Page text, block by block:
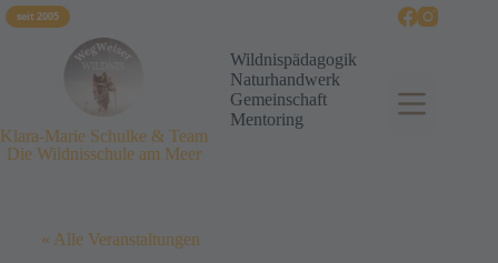
seit 2005
Klara-Marie Schulke & Team
Die Wildnisschule am Meer
Wildnispädagogik
Naturhandwerk
Gemeinschaft
Mentoring
« Alle Veranstaltungen